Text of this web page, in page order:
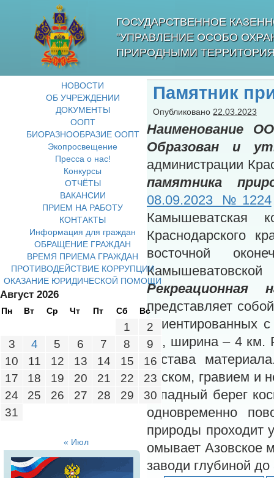
ГОСУДАРСТВЕННОЕ
"УПРАВЛЕНИЕ ОСОБО
ПРИРОДНЫМИ
Памятник
Опубликовано 22.03.2023
Наименование
Образован и
администрации
памятника
08.09.2023 №1224
Камышеватская
Краснодарского
восточной
Рекреационная
представляет
ориентированных
км, ширина – 4 км.
состава
песком, гравием и
западный берег
одновременно
природы проходит
омывает Азовское
заводи глубиной
НОВОСТИ
ОБ УЧРЕЖДЕНИИ
ДОКУМЕНТЫ
ООПТ
БИОРАЗНООБРАЗИЕ ООПТ
Экопросвещение
Пресса о нас!
Конкурсы
ОТЧЁТЫ
ВАКАНСИИ
ПРИЕМ НА РАБОТУ
КОНТАКТЫ
Информация для граждан
ОБРАЩЕНИЕ ГРАЖДАН
ВРЕМЯ ПРИЕМА ГРАЖДАН
ПРОТИВОДЕЙСТВИЕ КОРРУПЦИИ
ОКАЗАНИЕ ЮРИДИЧЕСКОЙ ПОМОЩИ
Август 2026
Пн Вт Ср Чт Пт Сб Вс
1
2
3
4 5 6 7 8
9
10
11 12 13 14 15
16
17
18 19 20 21 22
23
24
25 26 27 28 29
30
31
« Июл